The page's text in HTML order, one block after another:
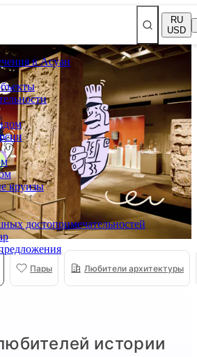
RU
USD
в Асуан
круизы
достопримечательностей
Пары Любители архитектуры
истории